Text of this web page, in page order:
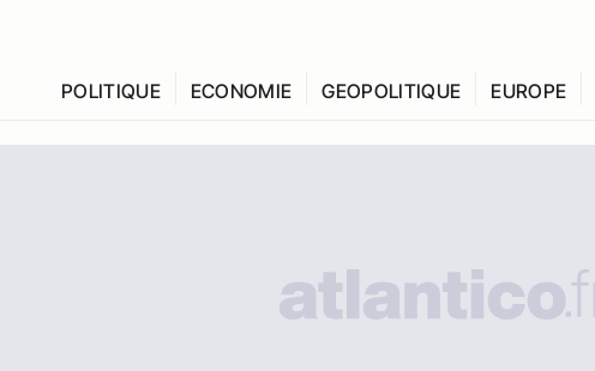
POLITIQUE ECONOMIE GEOPOLITIQUE EUROPE